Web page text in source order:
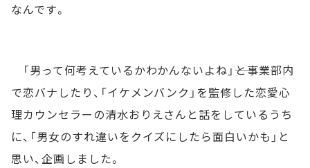
なんです。
「男って何考えているかわかんないよね」――と事業部内
で恋バナしたり、「イケメンバンク」を監修した恋愛心
理カウンセラーの清水おりえさんと話をしているうち
に、「男女のすれ違いをクイズにしたら面白いかも」と
思い、企画しました。